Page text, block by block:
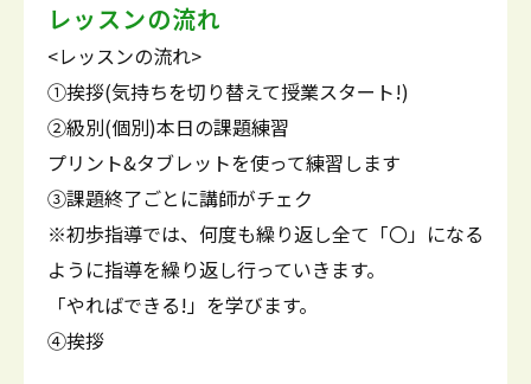
レッスンの流れ
<レッスンの流れ>
①挨拶(気持ちを切り替えて授業スタート!)
②級別(個別)本日の課題練習
プリント&タブレットを使って練習します
③課題終了ごとに講師がチェク
※初歩指導では、何度も繰り返し全て「〇」になる
ように指導を繰り返し行っていきます。
「やればできる!」を学びます。
④挨拶